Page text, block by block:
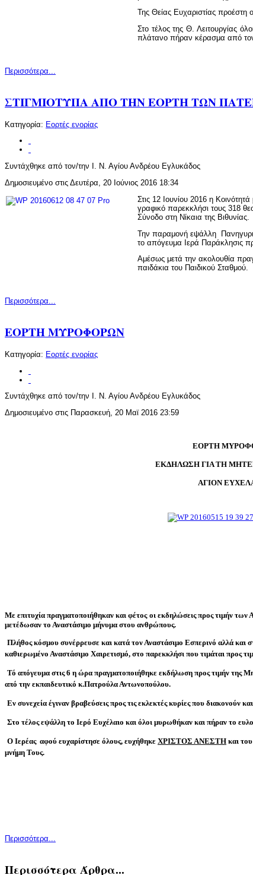
Της Θείας Ευχαριστίας
Στο τέλος της Θ. Λειτουργίας
πλάτανο πήραν κέρασμα από
Περισσότερα...
ΣΤΙΓΜΙΟΤΥΠΑ ΑΠΟ ΤΗΝ ΕΟΡΤΗ ΤΩΝ
Κατηγορία: Εορτές ενορίας
Συντάχθηκε από τον/την Ι. Ν. Αγίου Ανδρέου Εγλυκάδος
Δημοσιευμένο στις Δευτέρα, 20 Ιούνιος 2016 18:34
Στις 12 Ιουνίου 2016 η
γραφικό παρεκκλήσι τους 318
Σύνοδο στη Νίκαια της Βιθυνίας.
Την παραμονή εψάλλη
το απόγευμα Ιερά Παράκλησις
Αμέσως μετά την ακολουθία
παιδάκια του Παιδικού Σταθμού.
Περισσότερα...
ΕΟΡΤΗ ΜΥΡΟΦΟΡΩΝ
Κατηγορία: Εορτές ενορίας
Συντάχθηκε από τον/την Ι. Ν. Αγίου Ανδρέου Εγλυκάδος
Δημοσιευμένο στις Παρασκευή, 20 Μαϊ 2016 23:59
ΕΟΡΤΗ
ΕΚΔΗΛΩΣΗ ΓΙΑ ΤΗ
ΑΓΙΟΝ
Με επιτυχία πραγματοποιήθηκαν και φέτος οι εκδηλώσεις προς τιμήν
μετέδωσαν το Αναστάσιμο μήνυμα στου ανθρώπους.
Πλήθος κόσμου συνέρρευσε και κατά τον Αναστάσιμο Εσπερινό αλλά και
καθιερωμένο Αναστάσιμο Χαιρετισμό, στο παρεκκλήσι που τιμάται προς
Τό απόγευμα στις 6 η ώρα πραγματοποιήθηκε εκδήλωση προς τιμήν της
από την εκπαιδευτικό κ.Πατρούλα Αντωνοπούλου.
Εν συνεχεία έγιναν βραβεύσεις προς τις εκλεκτές κυρίες που διακονούν
Στο τέλος εψάλλη το Ιερό Ευχέλαιο και όλοι μυρωθήκαν και πήραν το
Ο Ιερέας αφού ευχαρίστησε όλους, ευχήθηκε ΧΡΙΣΤΟΣ ΑΝΕΣΤΗ και
μνήμη Τους.
Περισσότερα...
Περισσότερα Άρθρα...